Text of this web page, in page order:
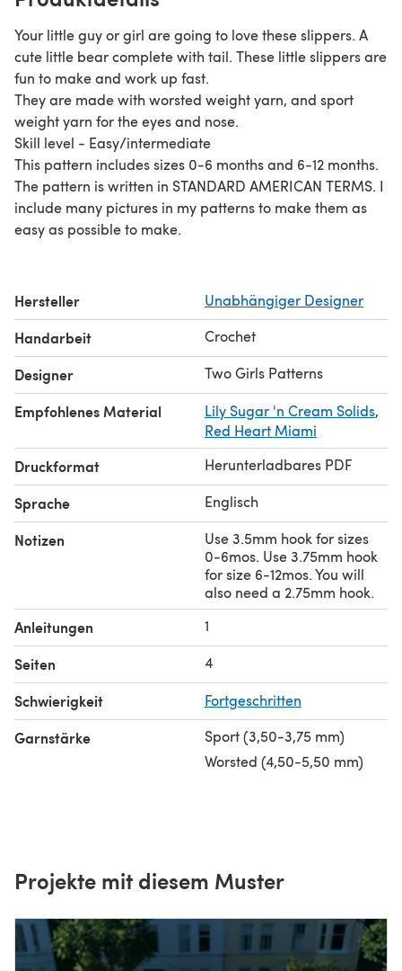
Your little guy or girl are going to love these slippers. A
cute little bear complete with tail. These little slippers are
fun to make and work up fast.
They are made with worsted weight yarn, and sport
weight yarn for the eyes and nose.
Skill level - Easy/intermediate
This pattern includes sizes 0-6 months and 6-12 months.
The pattern is written in STANDARD AMERICAN TERMS. I
include many pictures in my patterns to make them as
easy as possible to make.
Hersteller Unabhängiger Designer
Handarbeit Crochet
Designer Two Girls Patterns
Empfohlenes Material Lily Sugar 'n Cream Solids,
Red Heart Miami
Druckformat Herunterladbares PDF
Sprache Englisch
Notizen
Use 3.5mm hook for sizes
0-6mos. Use 3.75mm hook
for size 6-12mos. You will
also need a 2.75mm hook.
Anleitungen 1
Seiten 4
Schwierigkeit Fortgeschritten
Garnstärke
Sport (3,50-3,75 mm)
Worsted (4,50-5,50 mm)
Projekte mit diesem Muster